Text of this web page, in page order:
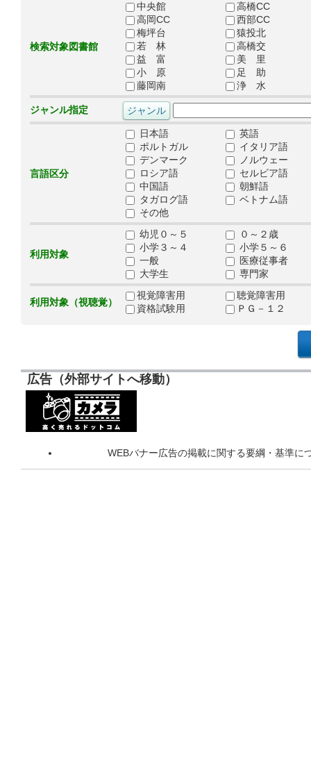
検索対象図書館
中央館
高橋CC
高岡CC
西部CC
梅坪台
猿投北
若 林
高橋交
益 富
美 里
小 原
足 助
藤岡南
浄 水
ジャンル指定
言語区分
日本語
英語
ポルトガル
イタリア語
デンマーク
ノルウェー
ロシア語
セルビア語
中国語
朝鮮語
タガログ語
ベトナム語
その他
利用対象
幼児０～５
０～２歳
小学３～４
小学５～６
一般
医療従事者
大学生
専門家
利用対象（視聴覚）
視覚障害用
聴覚障害用
資格試験用
ＰＧ－１２
広告（外部サイトへ移動）
WEBバナー広告の掲載に関する要綱・基準に